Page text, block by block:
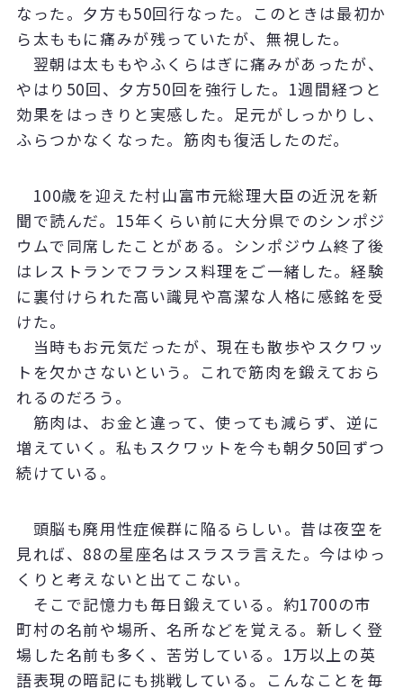
なった。夕方も50回行なった。このときは最初か
ら太ももに痛みが残っていたが、無視した。
翌朝は太ももやふくらはぎに痛みがあったが、
やはり50回、夕方50回を強行した。1週間経つと
効果をはっきりと実感した。足元がしっかりし、
ふらつかなくなった。筋肉も復活したのだ。
100歳を迎えた村山富市元総理大臣の近況を新
聞で読んだ。15年くらい前に大分県でのシンポジ
ウムで同席したことがある。シンポジウム終了後
はレストランでフランス料理をご一緒した。経験
に裏付けられた高い識見や高潔な人格に感銘を受
けた。
当時もお元気だったが、現在も散歩やスクワッ
トを欠かさないという。これで筋肉を鍛えておら
れるのだろう。
筋肉は、お金と違って、使っても減らず、逆に
増えていく。私もスクワットを今も朝夕50回ずつ
続けている。
頭脳も廃用性症候群に陥るらしい。昔は夜空を
見れば、88の星座名はスラスラ言えた。今はゆっ
くりと考えないと出てこない。
そこで記憶力も毎日鍛えている。約1700の市
町村の名前や場所、名所などを覚える。新しく登
場した名前も多く、苦労している。1万以上の英
語表現の暗記にも挑戦している。こんなことを毎